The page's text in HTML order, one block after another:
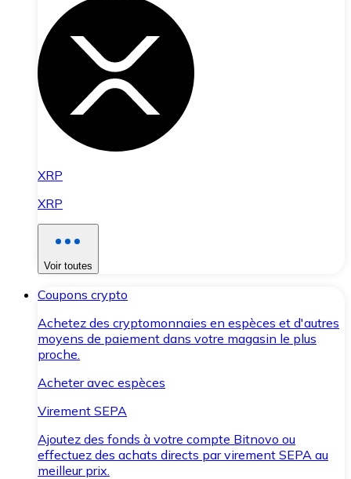
XRP
XRP
Voir toutes
Coupons crypto
Achetez des cryptomonnaies en espèces et d'autres
moyens de paiement dans votre magasin le plus
proche.
Acheter avec espèces
Virement SEPA
Ajoutez des fonds à votre compte Bitnovo ou
effectuez des achats directs par virement SEPA au
meilleur prix.